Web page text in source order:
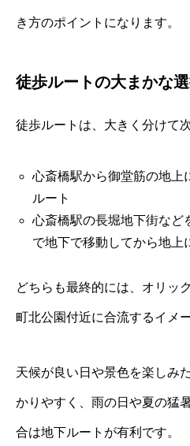
き方のポイントになります。
徒歩ルートの大まかな
徒歩ルートは、大きく分けて
心斎橋駅から御堂筋の地上
ルート
心斎橋駅の長堀地下街など
で地下で移動してから地上
どちらも最終的には、オリッ
町北公園付近に合流するイメ
天候が良い日や景色を楽しみ
かりやすく、雨の日や夏の猛
合は地下ルートが有利です。